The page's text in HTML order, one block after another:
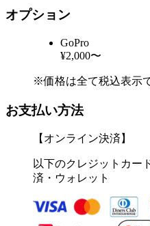
オプション
GoPro
¥2,000〜
※価格は全て税込表示
お支払い方法
【オンライン決済】
以下のクレジットカー
済・ウォレット